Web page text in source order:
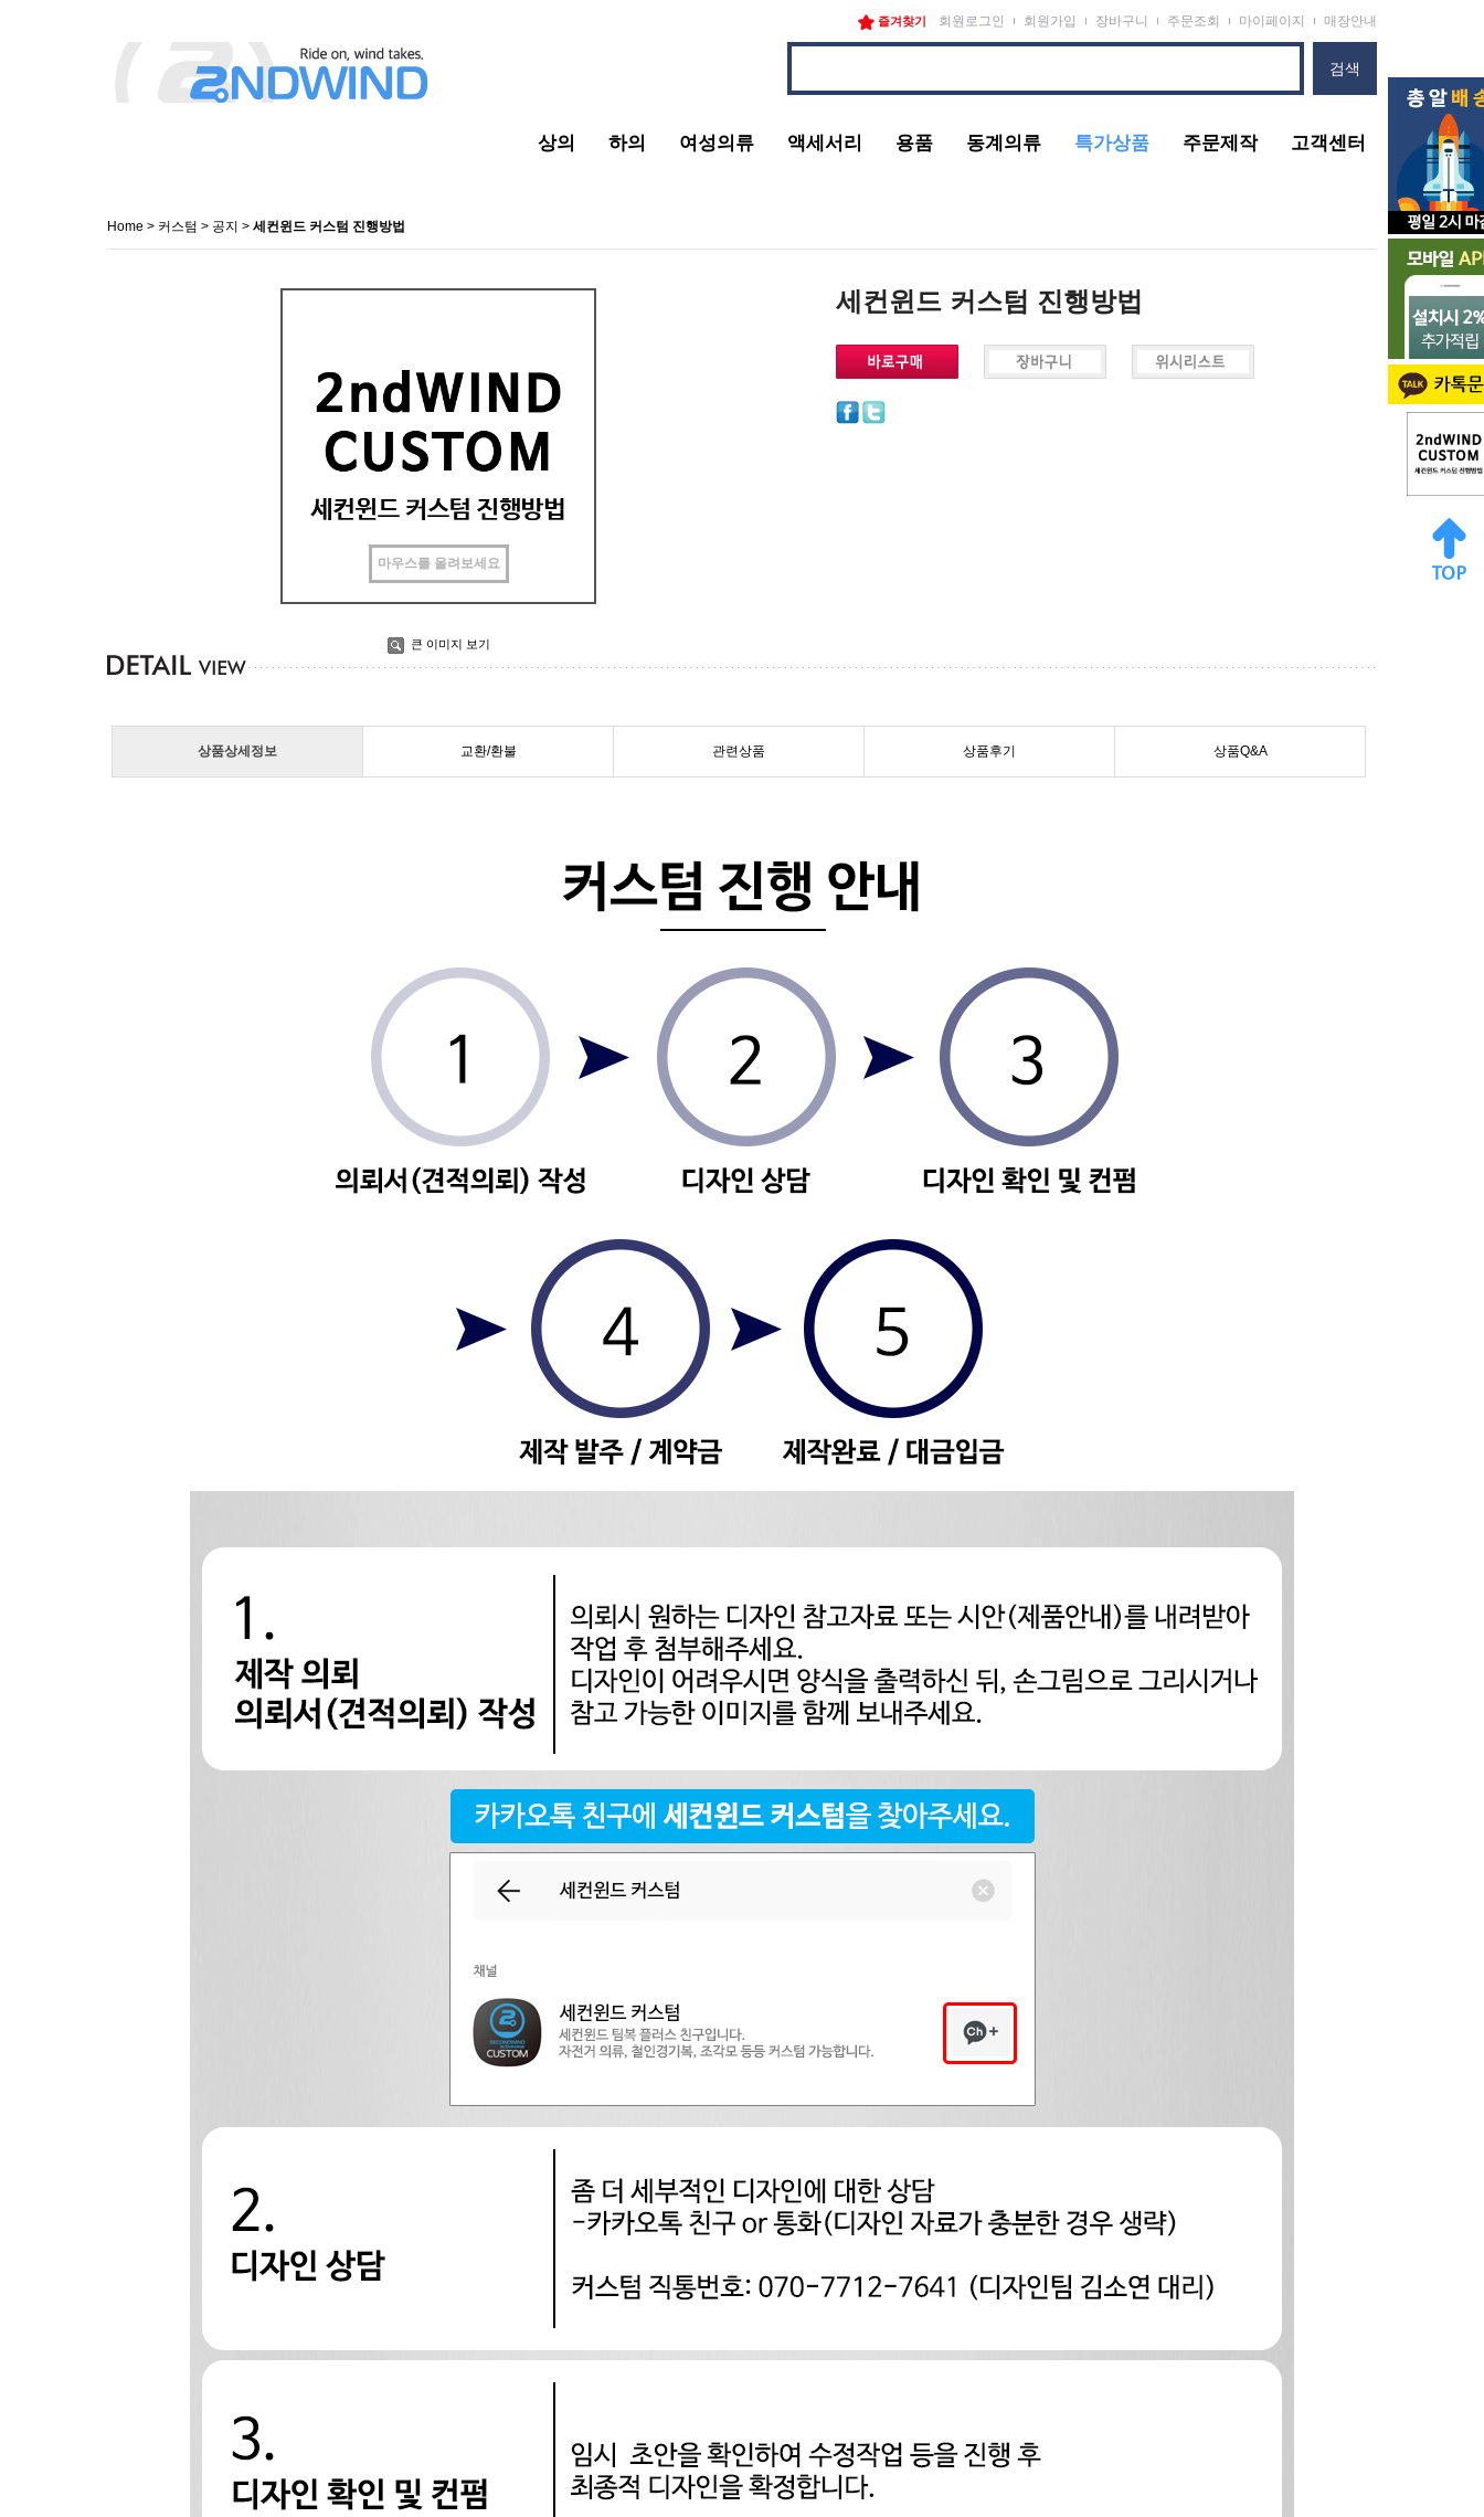
즐겨찾기 회원로그인 회원가입 장바구니 주문조회 마이페이지 매장안내
상의 하의 여성의류 액세서리 용품 동계의류 특가상품 주문제작 고객센터
Home > 커스텀 > 공지 > 세컨윈드 커스텀 진행방법
마우스를 올려보세요
큰 이미지 보기
세컨윈드 커스텀 진행방법
상품상세정보 교환/환불 관련상품 상품후기 상품Q&A